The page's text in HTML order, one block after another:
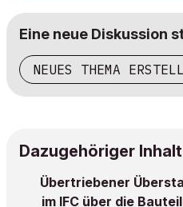
Eine neue Diskussion
NEUES THEMA
Dazugehöriger Inhalt
Übertriebener
im IFC über die